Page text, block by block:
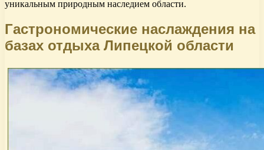
уникальным природным наследием области.
Гастрономические наслаждения на
базах отдыха Липецкой области